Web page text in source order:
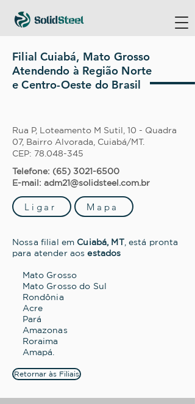
Filial Cuiabá, Mato Grosso
Atendendo à Região Norte
e Centro-Oeste do Brasil
Rua P, Loteamento M Sutil, 10 - Quadra
07, Bairro Alvorada, Cuiabá/MT.
CEP: 78.048-345
Telefone: (65) 3021-6500
E-mail: adm21@solidsteel.com.br
Ligar Mapa
Nossa filial em Cuiabá, MT, está pronta
para atender aosestados
Mato Grosso
Mato Grosso do Sul
Rondônia
Acre
Pará
Amazonas
Roraima
Amapá.
Retornar às Filiais